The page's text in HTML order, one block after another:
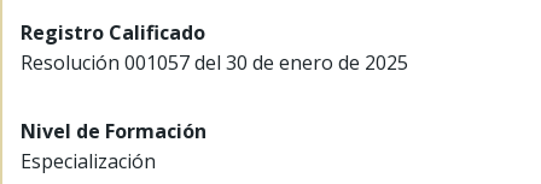
Registro Calificado
Resolución 001057 del 30 de enero de 2025
Nivel de Formación
Especialización